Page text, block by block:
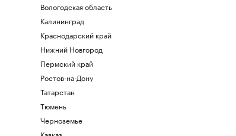
Вологодская область
Калининград
Краснодарский край
Нижний Новгород
Пермский край
Ростов-на-Дону
Татарстан
Тюмень
Черноземье